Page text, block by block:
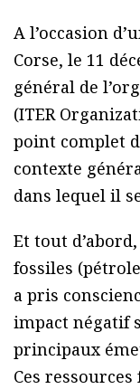
A l’occasion
Corse, le 11
général de
(ITER
point complet
contexte
dans lequel il
Et tout
fossiles
a pris
impact négatif
principaux
Ces